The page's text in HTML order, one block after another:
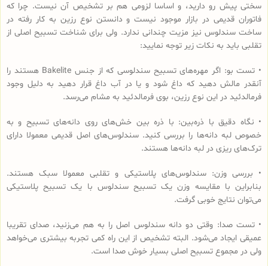
سختی پیش رو دارید، و اساسا لزومی هم بر تشخیص آن نیست. چرا که
فاتوران قدیمی در بازار موجود نیست و دانستن نوع رزین به کار رفته در
ساخت سندلوس نیز مزیت چندانی ندارد. ولی برای شناخت تسبیح اصلی از
تقلبی باید به نکات زیر توجه نمایید:
• تست بو: اگر مهره‌های تسبیح‌ سندلوسی که از جنس Bakelite هستند را
آنقدر مالش دهید که داغ شود و یا در آب داغ قرار دهید به دلیل وجود
فرمالدئید در این نوع رزین، بوی فرمالدئید به مشام می‌رسد.
• نگاه دقیق با ذره‌بین: با ذره بین خش‌های روی دانه‌های تسبیح و به
خصوص لبه دانه‌ها را بررسی کنید. سندلوس‌های اصل قدیمی معمولا دارای
ترک‌های ریزی در لبه دانه‌ها هستند.
• بررسی وزن: سندلوس‌های پلاستیکی و تقلبی معمولا سبک هستند.
بنابراین با مقایسه وزن یک تسبیح سندلوس با یک تسبیح پلاستیکی
می‌توان نتایج خوبی گرفت.
• تست صدا: وقتی دو دانه سندلوس اصل را به هم می‌زنید، صدای تقریبا
عمیقی ایجاد می‌شود. البته تشخیص از این راه کمی تجربه بیشتری می‌خواهد
ولی در مجموع تسبیح اصلی بسیار خوش صدا است.